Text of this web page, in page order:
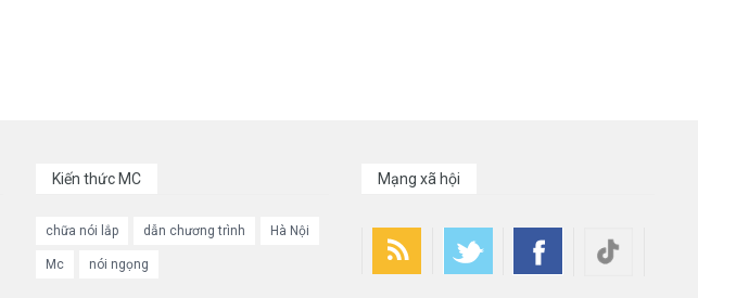
Kiến thức MC
chữa nói lắp dẫn chương trình Hà Nội
Mc nói ngọng
Mạng xã hội